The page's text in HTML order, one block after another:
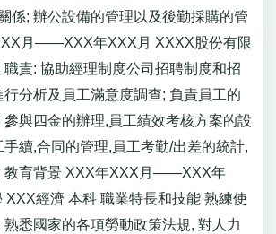
係; 辦公設備的管理以及後勤採購的管
月——XXX年XXX月 XXXX股份有限
責: 協助經理制度公司招聘制度和招
分析及員工滿意度調查; 負責員工的
與四金的辦理,員工績效考核方案的設
續,合同的管理,員工考勤/出差的統計,
教育背景 XXX年XXX月——XXX年
XXX經濟 本科 職業特長和技能 熟練使
熟悉國家的各項勞動政策法規, 對人力